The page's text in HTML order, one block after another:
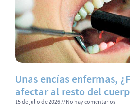
Unas encías enfermas,
afectar al resto del
15 de julio de 2026 No hay comentarios